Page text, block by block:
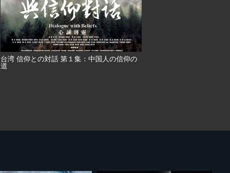
台湾 信仰との対話 第１集：中国人の信仰の
道